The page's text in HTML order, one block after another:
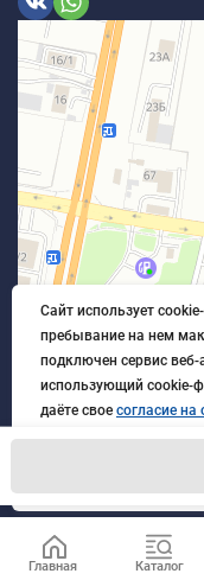
© 2026
Главная Каталог
Сайт использует
пребывание на нем
подключен сервис
использующий cookie-
даёте свое согласие
порядке, указанном в